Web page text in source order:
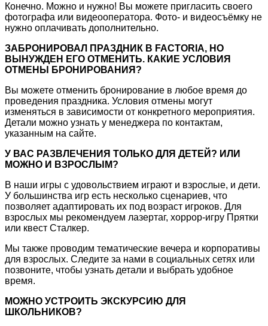
Конечно. Можно и нужно! Вы можете пригласить своего
фотографа или видеооператора. Фото- и видеосъёмку не
нужно оплачивать дополнительно.
ЗАБРОНИРОВАЛ ПРАЗДНИК В FACTORIA, НО
ВЫНУЖДЕН ЕГО ОТМЕНИТЬ. КАКИЕ УСЛОВИЯ
ОТМЕНЫ БРОНИРОВАНИЯ?
Вы можете отменить бронирование в любое время до
проведения праздника. Условия отмены могут
изменяться в зависимости от конкретного мероприятия.
Детали можно узнать у менеджера по контактам,
указанным на сайте.
У ВАС РАЗВЛЕЧЕНИЯ ТОЛЬКО ДЛЯ ДЕТЕЙ? ИЛИ
МОЖНО И ВЗРОСЛЫМ?
В наши игры с удовольствием играют и взрослые, и дети.
У большинства игр есть несколько сценариев, что
позволяет адаптировать их под возраст игроков. Для
взрослых мы рекомендуем лазертаг, хоррор-игру Прятки
или квест Сталкер.
Мы также проводим тематические вечера и корпоративы
для взрослых. Следите за нами в социальных сетях или
позвоните, чтобы узнать детали и выбрать удобное
время.
МОЖНО УСТРОИТЬ ЭКСКУРСИЮ ДЛЯ
ШКОЛЬНИКОВ?